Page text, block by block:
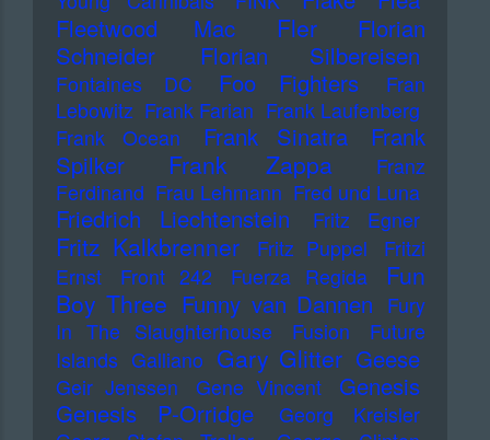
Fleetwood Mac
Fler
Florian
Schneider
Florian Silbereisen
Fontaines DC Foo Fighters
Fran
Lebowitz Frank Farian Frank Laufenberg
Frank Ocean
Frank Sinatra
Frank
Spilker
Frank Zappa
Franz
Ferdinand Frau Lehmann Fred und Luna
Friedrich Liechtenstein Fritz Egner
Fritz Kalkbrenner Fritz Puppel
Fritzi
Ernst
Front 242 Fuerza Regida
Fun
Boy Three Funny van Dannen Fury
In The Slaughterhouse
Fusion
Future
Islands Galliano Gary Glitter Geese
Geir Jenssen Gene Vincent
Genesis
Genesis P-Orridge
Georg Kreisler